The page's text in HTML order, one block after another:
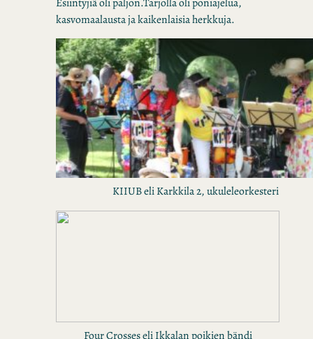
kasvomaalausta ja kaikenlaisia herkkuja.
KIIUB eli Karkkila 2, ukuleleorkesteri
Four Crosses eli Ikkalan poikien bändi